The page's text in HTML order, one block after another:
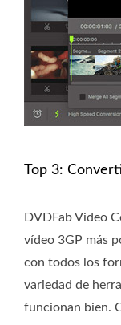
Top 3:
DVDFab Video
vídeo 3GP más
con todos los
variedad de
funcionan bien.